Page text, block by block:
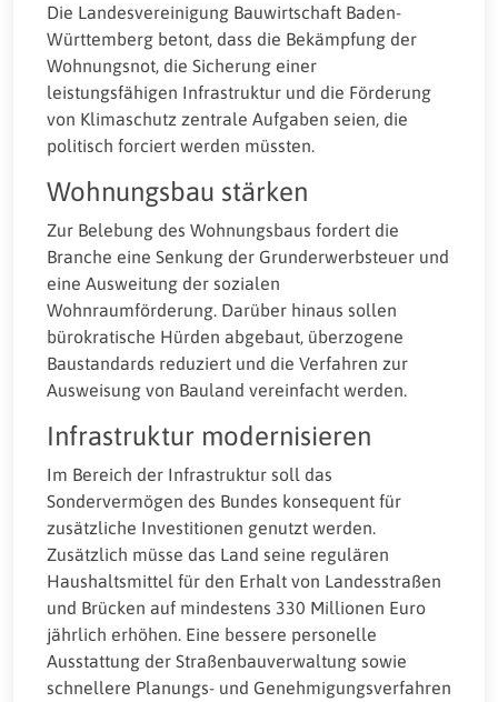
Die Landesvereinigung Bauwirtschaft Baden-
Württemberg betont, dass die Bekämpfung der
Wohnungsnot, die Sicherung einer
leistungsfähigen Infrastruktur und die Förderung
von Klimaschutz zentrale Aufgaben seien, die
politisch forciert werden müssten.
Wohnungsbau stärken
Zur Belebung des Wohnungsbaus fordert die
Branche eine Senkung der Grunderwerbsteuer und
eine Ausweitung der sozialen
Wohnraumförderung. Darüber hinaus sollen
bürokratische Hürden abgebaut, überzogene
Baustandards reduziert und die Verfahren zur
Ausweisung von Bauland vereinfacht werden.
Infrastruktur modernisieren
Im Bereich der Infrastruktur soll das
Sondervermögen des Bundes konsequent für
zusätzliche Investitionen genutzt werden.
Zusätzlich müsse das Land seine regulären
Haushaltsmittel für den Erhalt von Landesstraßen
und Brücken auf mindestens 330 Millionen Euro
jährlich erhöhen. Eine bessere personelle
Ausstattung der Straßenbauverwaltung sowie
schnellere Planungs- und Genehmigungsverfahren